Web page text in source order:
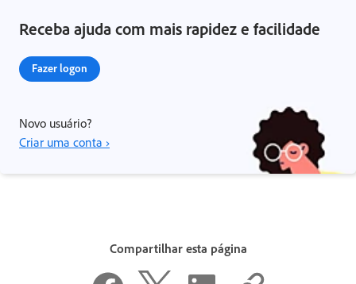
Receba ajuda com mais rapidez e facilidade
Fazer logon
Novo usuário?
Criar uma conta ›
Compartilhar esta página